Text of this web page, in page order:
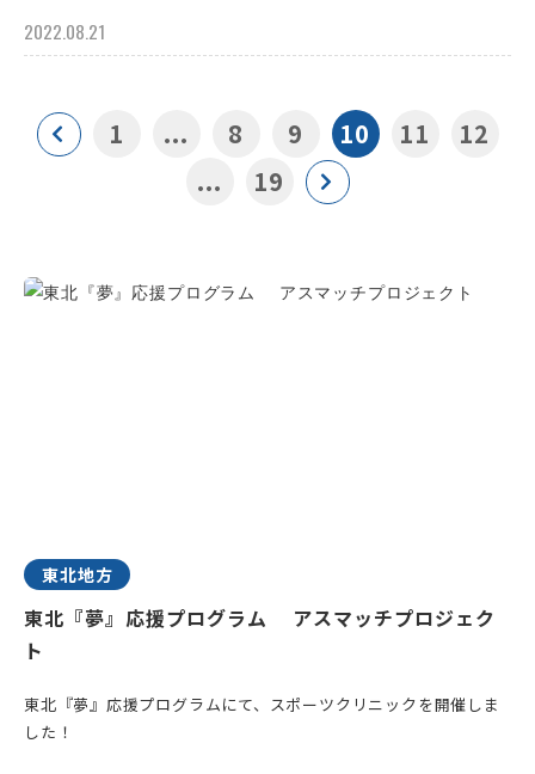
2022.08.21
1 ... 8 9 10 11
12
...
19
東北地方
東北『夢』応援プログラム アスマッチプロジェク
ト
東北『夢』応援プログラムにて、スポーツクリニックを開催しま
した！